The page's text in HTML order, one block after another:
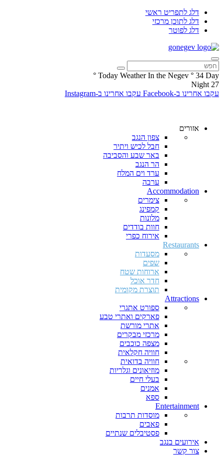
דלג לתפריט ראשי
דלג לתוכן מרכזי
דלג לפוטר
Today Weather In the Negev ° 34 Day
°
27
Night
עקבו אחרינו ב-Facebook
עקבו אחרינו ב-Instagram
אזורים
צפון הנגב
חבל לכיש ויתיר
באר שבע והסביבה
הר הנגב
ערד וים המלח
ערבה
Accommodation
צימרים
קמפינג
מלונות
חוות בודדים
אירוח כפרי
Restaurants
מסעדות
שפים
ארוחות שטח
חדר אוכל
תוצרת מקומית
Attractions
ספורט אתגרי
פארקים ואתרי טבע
אתרי מורשת
מרכזי מבקרים
מצפה כוכבים
חוויה חקלאית
חוויה בדואית
מוזיאונים וגלריות
בעלי חיים
אמנים
ספא
Entertainment
מוסדות תרבות
פאבים
פסטיבלים שנתיים
אירועים בנגב
צור קשר